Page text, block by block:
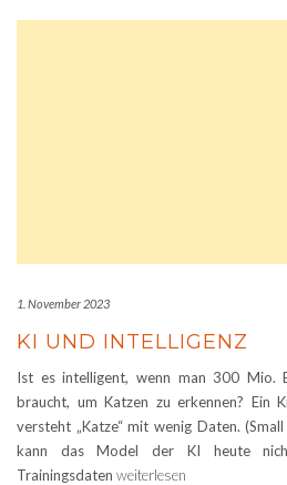
1. November 2023
KI UND INTELLIGENZ
Ist es intelligent, wenn man 300 Mio.
braucht, um Katzen zu erkennen? Ein
versteht „Katze“ mit wenig Daten.
kann das Model der KI heute
Trainingsdaten weiterlesen